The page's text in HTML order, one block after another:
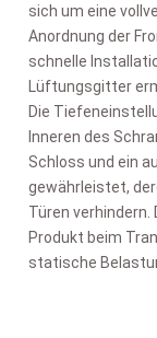
sich um eine
Anordnung der
schnelle
Lüftungsgitter
Die
Inneren des
Schloss und ein
gewährleistet,
Türen
Produkt beim
statische